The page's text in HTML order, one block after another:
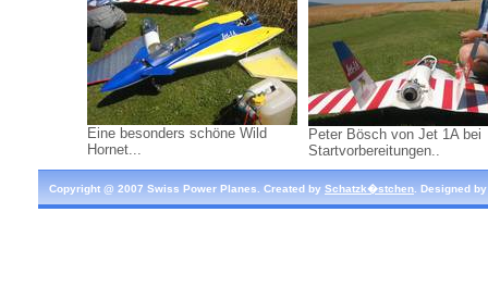
Eine besonders schöne Wild
Hornet...
Peter Bösch von Jet 1A bei
Startvorbereitungen..
Copyright @ 2007 Swiss Power Planes. Created by Schatzk�stchen . Designed